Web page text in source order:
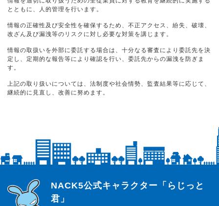
とともに、人的管理を行います。
情報の正確性及び安全性を確保するため、不正アクセス、紛失、破壊、
改ざん及び漏洩等のリスクに対し必要な対策を講じます。
情報の取扱いを外部に委託する場合は、十分なる審査により委託先を決
定し、定期的な報告等により確認を行い、委託先からの漏洩を防ぎま
す。
上記の取り扱いについては、法制度や社会情勢、監査結果等に応じて、
継続的に見直し、改善に努めます。
らじっと君
NACK5公式キャラクター「らじっと
君」